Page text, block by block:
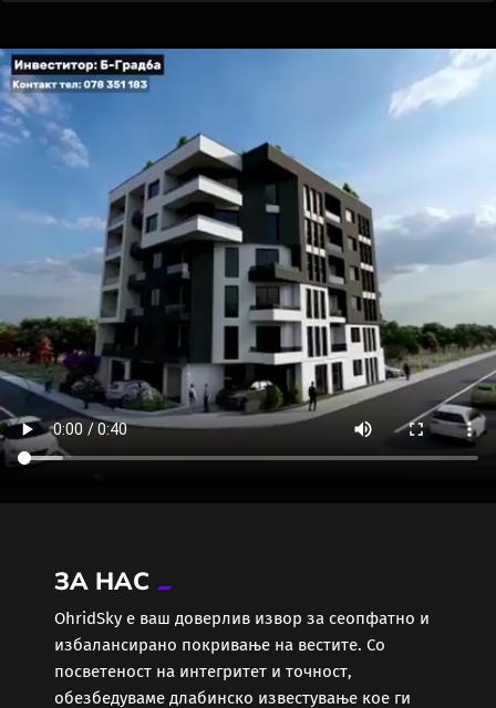
ЗА НАС
ОhridSky е ваш доверлив извор за сеопфатно и
избалансирано покривање на вестите. Со
посветеност на интегритет и точност,
обезбедуваме длабинско известување кое ги